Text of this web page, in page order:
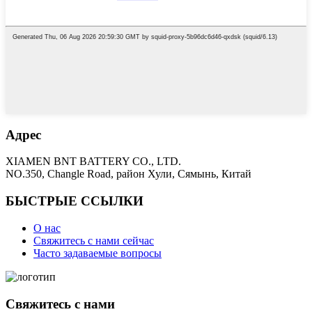
Адрес
XIAMEN BNT BATTERY CO., LTD.
NO.350, Changle Road, район Хули, Сямынь, Китай
БЫСТРЫЕ ССЫЛКИ
О нас
Свяжитесь с нами сейчас
Часто задаваемые вопросы
Свяжитесь с нами